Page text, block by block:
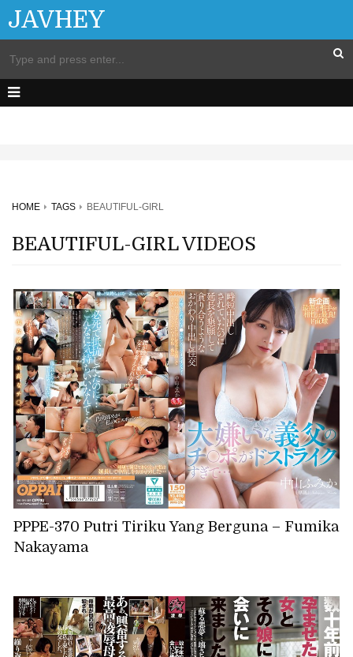
JAVHEY
HOME TAGS BEAUTIFUL-GIRL
BEAUTIFUL-GIRL VIDEOS
PPPE-370 Putri Tiriku Yang Berguna – Fumika
Nakayama